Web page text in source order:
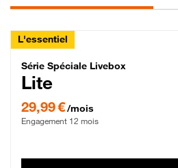
L'essentiel
Série Spéciale
Série Spéciale Livebox
Lite
29,99 €/mois
Engagement 12 mois